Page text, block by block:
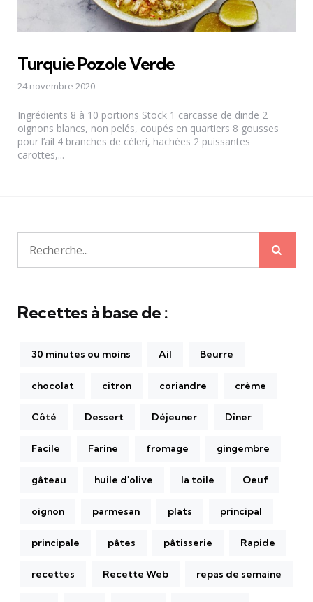
Turquie Pozole Verde
24 novembre 2020
Ingrédients 8 à 10 portions Stock 1 carcasse de dinde 2
oignons blancs, non pelés, coupés en quartiers 8 gousses
pour l’ail 4 branches de céleri, hachées 2 puissantes
carottes,...
Recherche
pour:
Recettes à base de :
30 minutes ou moins Ail Beurre
chocolat citron coriandre crème
Côté Dessert Déjeuner Dîner
Facile Farine fromage gingembre
gâteau huile d'olive la toile Oeuf
oignon parmesan plats principal
principale pâtes pâtisserie Rapide
recettes Recette Web repas de semaine